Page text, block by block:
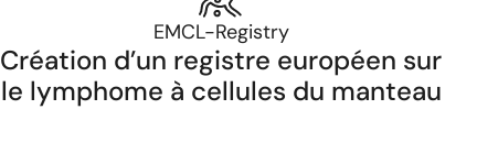
EMCL-Registry
Création d’un registre européen sur
le lymphome à cellules du manteau